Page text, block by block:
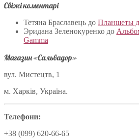
Свіжі коментарі
Тетяна Браславець до Планшеты
Эридана Зеленокуренко до
Gamma
Магазин «Сальвадор»
вул. Мистецтв, 1
м. Харків, Україна.
Телефони:
+38 (099) 620-66-65